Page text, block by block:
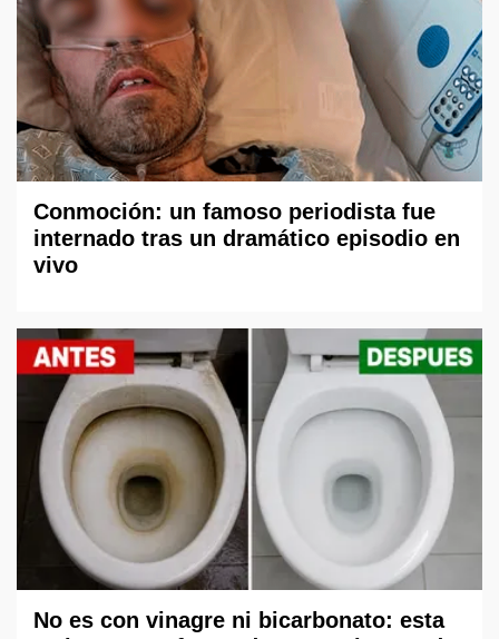
Conmoción: un famoso periodista fue
internado tras un dramático episodio en
vivo
No es con vinagre ni bicarbonato: esta